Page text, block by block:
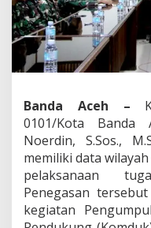
S
a
P
n
t
i
n
g
Banda Aceh –
0101/Kota Banda
Noerdin, S.Sos.,
memiliki data
pelaksanaan
Penegasan
kegiatan